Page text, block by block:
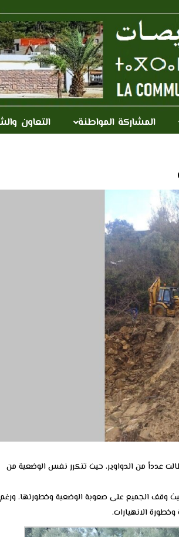
المشاركة المواطنة التعاون
عدداً من الدواوير، حيث تتكرر نفس الوضعية من
وقف الجميع على صعوبة الوضعية وخطورتها. ورغم
الانهيارات.